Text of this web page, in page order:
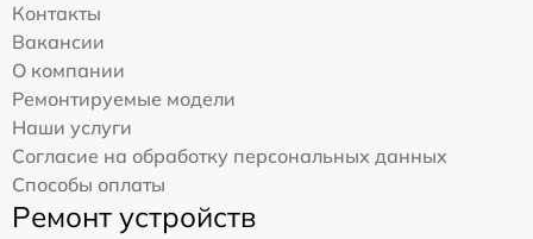
Контакты
Вакансии
О компании
Ремонтируемые модели
Наши услуги
Согласие на обработку персональных данных
Способы оплаты
Ремонт устройств